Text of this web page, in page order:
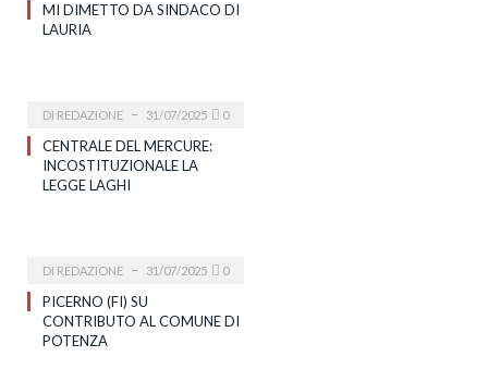
MI DIMETTO DA SINDACO DI
LAURIA
DI REDAZIONE 31/07/2025 0
CENTRALE DEL MERCURE:
INCOSTITUZIONALE LA
LEGGE LAGHI
DI REDAZIONE 31/07/2025 0
PICERNO (FI) SU
CONTRIBUTO AL COMUNE DI
POTENZA